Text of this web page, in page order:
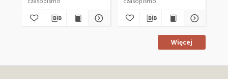
Więcej